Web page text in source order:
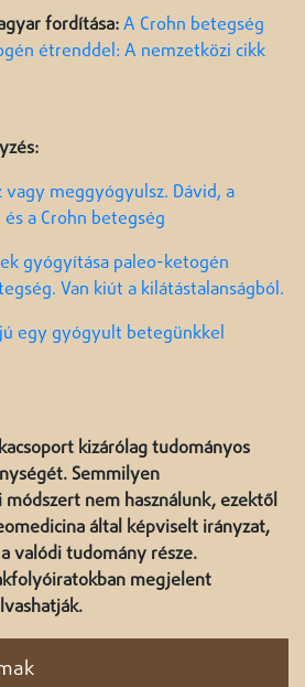
fordítása:A Crohn betegség
étrenddel: A nemzetközi cikk
vagy meggyógyulsz. Dávid, a
a Crohn betegség
gyógyítása paleo-ketogén
Van kiút a kilátástalanságból.
egy gyógyult betegünkkel
kizárólag tudományos
Semmilyen
nem használunk, ezektől
által képviselt irányzat,
valódi tudomány része.
megjelent